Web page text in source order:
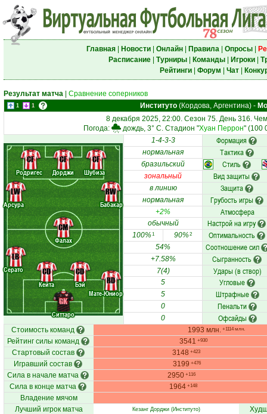
Главная| Новости| Онлайн| Правила| Опросы|
Расписание| Турниры| Команды| Игроки|
Рейтинги| Форум Чат|
Результат матча Сравнение соперников
1 1 Институто (Кордова, Аргентина) -
8 декабря 2025, 22:00. Сезон 75. День 316.
Погода:
дождь, 3° C. Стадион "Хуан Перрон" (100
Ситтаро
Серато
Кейта
Бэй
Мате-Юниор
Арсура
Фалах
Бабакар
Родригес Дорджи Шубиза
GK
LB
CD
CD
RD
LW
CM
RW
CF CF CF
1-4-3-3 Формация
нормальная Тактика
бразильский Стиль
зональный Вид защиты
в линию Защита
нормальная Грубость игры
+2% Атмосфера
обычный Настрой на игру
100%1 90%2 Оптимальность
54% Соотношение сил
+7.58% Сыгранность
7(4) Удары (в створ)
5 Угловые
5 Штрафные
0 Пенальти
0 Офсайды
Стоимость команд 1993 млн. +1114 млн.
Рейтинг силы команд 3541 +930
Стартовый состав 3148 +423
Игравший состав 3199 +476
Сила в начале матча 2950 +116
Сила в конце матча 1964 +148
Владение мячом
Лучший игрок матча
Кезанг Дорджи (Институто)